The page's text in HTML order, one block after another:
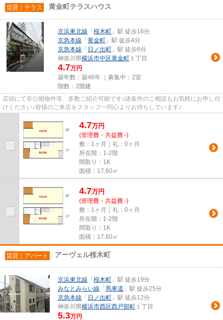
賃貸｜テラス 黄金町テラスハウス
京浜東北線 「 桜木町 」駅 徒歩16分
京急本線 「 黄金町 」駅 徒歩4分
京急本線 「 日ノ出町 」駅 徒歩6分
神奈川県横浜市中区黄金町 １丁目
4.7万円
築年数：築46年 ｜募集中： 2室
階数：2階建
店頭にて非公開物件等、多数ご紹介可能です♪諸条件のご相談もお気軽にお申し付
けください♪皆様のご来店をスタッフ一同心よりお待ちしています♪
4.7万円
(管理費・共益費 -)
敷：1ヶ月｜礼：0ヶ月
所在階：1-2階
間取り：1K
面積：17.60㎡
4.7万円
(管理費・共益費 -)
敷：1ヶ月｜礼：0ヶ月
所在階：1-2階
間取り：1K
面積：17.60㎡
賃貸｜アパート アーヴェル桜木町
京浜東北線 「 桜木町 」駅 徒歩19分
みなとみらい線 「 馬車道 」駅 徒歩25分
京急本線 「 日ノ出町 」駅 徒歩12分
神奈川県横浜市西区西戸部町 １丁目
5.3万円